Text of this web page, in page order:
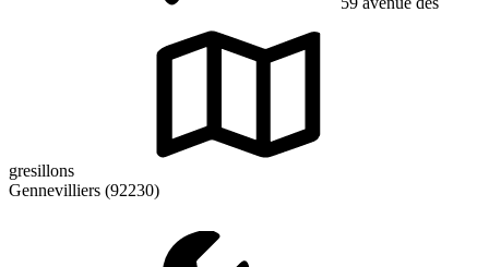
gresillons
Gennevilliers (92230)